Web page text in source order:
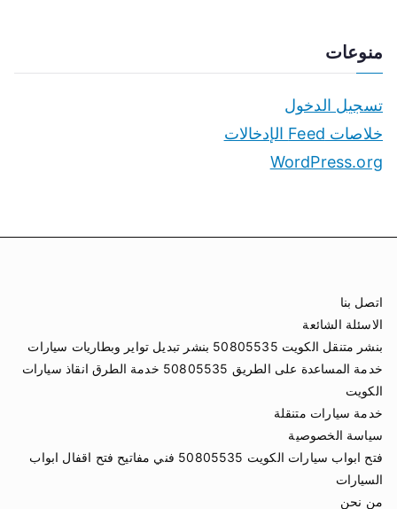
منوعات
تسجيل الدخول
خلاصات Feed الإدخالات
WordPress.org
اتصل بنا
الاسئلة الشائعة
بنشر متنقل الكويت 50805535 بنشر تبديل تواير وبطاريات سيارات
خدمة المساعدة على الطريق 50805535 خدمة الطرق انقاذ سيارات
الكويت
خدمة سيارات متنقلة
سياسة الخصوصية
فتح ابواب سيارات الكويت 50805535 فني مفاتيح فتح اقفال ابواب
السيارات
من نحن